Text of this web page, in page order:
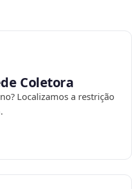
Coletora
Localizamos a restrição